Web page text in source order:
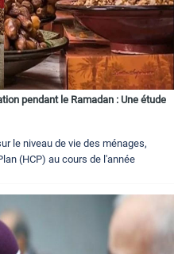
pendant le Ramadan : Une étude
le niveau de vie des ménages,
(HCP) au cours de l'année